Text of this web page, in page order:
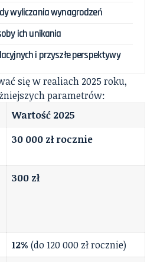
wyliczania wynagrodzeń
ich unikania
i przyszłe perspektywy
się w realiach 2025 roku,
parametrów:
Wartość 2025
30 000 zł rocznie
300 zł
12% (do 120 000 zł rocznie)